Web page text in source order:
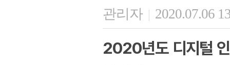
관리자 | 2020.07.06
2020년도 디지털